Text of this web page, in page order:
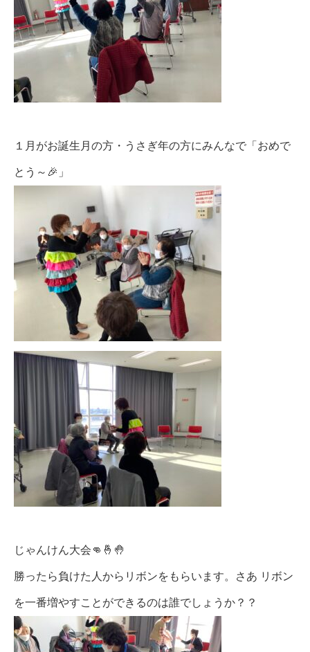
１月がお誕生月の方・うさぎ年の方にみんなで「おめで
とう～🎉」
じゃんけん大会👊🤞🤚
勝ったら負けた人からリボンをもらいます。さあ リボン
を一番増やすことができるのは誰でしょうか？？